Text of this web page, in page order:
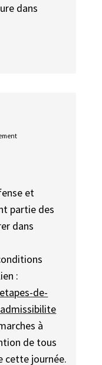
dans
et
partie des
dans
:
de-
à
de tous
cette journée.